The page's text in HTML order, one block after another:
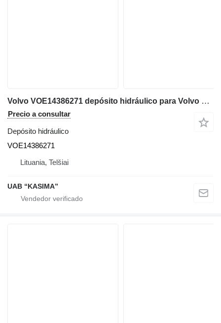
Volvo VOE14386271 depósito hidráulico para Volvo EW230C excavadora
Precio a consultar
Depósito hidráulico
VOE14386271
Lituania, Telšiai
UAB “KASIMA”